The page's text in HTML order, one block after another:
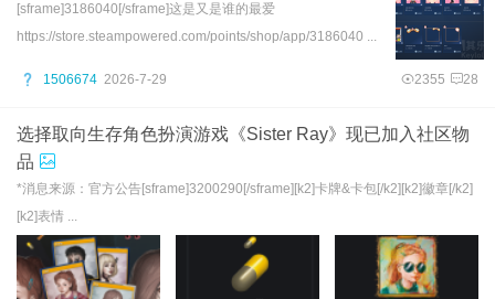
[sframe]3186040[/sframe]这是又是谁的最爱
https://store.steampowered.com/points/shop/app/3186040 ...
1506674 2026-7-29 2355 28
选择取向生存角色扮演游戏《Sister Ray》现已加入社区物
品
*消息来源：官方公告[sframe]3200290[/sframe][k2]卡牌&卡包[/k2][k2]徽章[/k2]
[k2]表情 ...